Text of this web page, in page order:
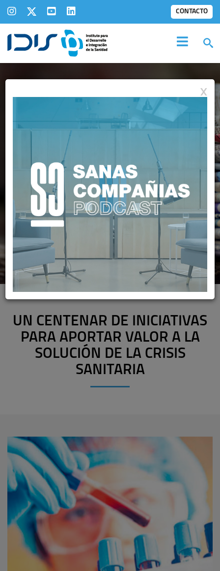
CONTACTO
IDIS EN LOSMEDIOS
UN CENTENAR DE INICIATIVAS
PARA APORTAR VALOR A LA
SOLUCIÓN DE LA CRISIS
SANITARIA
X